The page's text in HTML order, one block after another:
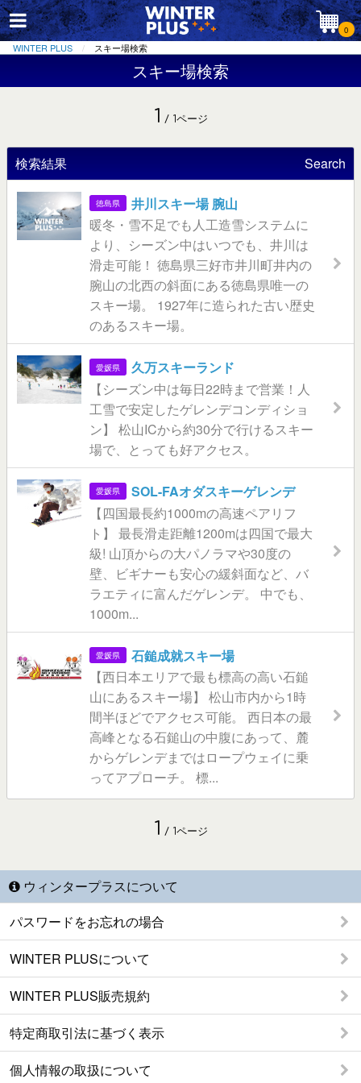
0
WINTER PLUS スキー場検索
スキー場検索
1 / 1ページ
検索結果 Search
徳島県
井川スキー場 腕山
暖冬・雪不足でも人工造雪システムに
より、シーズン中はいつでも、井川は
滑走可能！ 徳島県三好市井川町井内の
腕山の北西の斜面にある徳島県唯一の
スキー場。 1927年に造られた古い歴史
のあるスキー場。
愛媛県
久万スキーランド
【シーズン中は毎日22時まで営業！人
工雪で安定したゲレンデコンディショ
ン】 松山ICから約30分で行けるスキー
場で、とっても好アクセス。
愛媛県
SOL-FAオダスキーゲレンデ
【四国最長約1000mの高速ペアリフ
ト】 最長滑走距離1200mは四国で最大
級! 山頂からの大パノラマや30度の
壁、ビギナーも安心の緩斜面など、バ
ラエティに富んだゲレンデ。 中でも、
1000m...
愛媛県
石鎚成就スキー場
【西日本エリアで最も標高の高い石鎚
山にあるスキー場】 松山市内から1時
間半ほどでアクセス可能。 西日本の最
高峰となる石鎚山の中腹にあって、麓
からゲレンデまではロープウェイに乗
ってアプローチ。 標...
1 / 1ページ
ウィンタープラスについて
パスワードをお忘れの場合
WINTER PLUSについて
WINTER PLUS販売規約
特定商取引法に基づく表示
個人情報の取扱について